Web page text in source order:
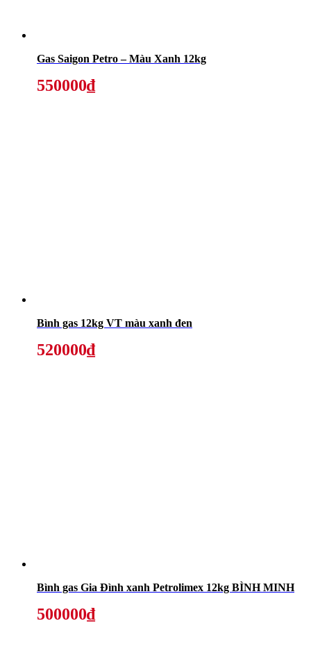
Gas Saigon Petro – Màu Xanh 12kg
550000₫
Bình gas 12kg VT màu xanh đen
520000₫
Bình gas Gia Đình xanh Petrolimex 12kg BÌNH MINH
500000₫